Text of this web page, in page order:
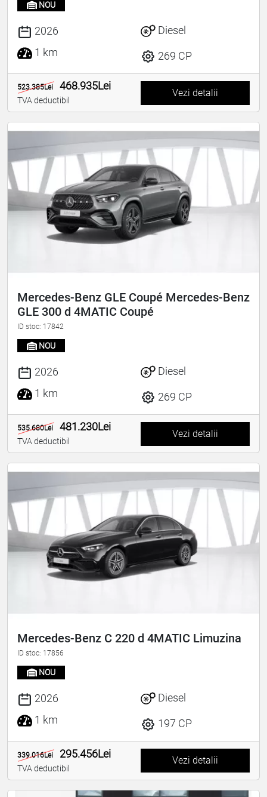
NOU
2026
1 km
Diesel
269 CP
523.385Lei 468.935Lei
TVA deductibil
Vezi detalii
Mercedes-Benz GLE Coupé Mercedes-Benz
GLE 300 d 4MATIC Coupé
ID stoc: 17842
NOU
2026
1 km
Diesel
269 CP
535.680Lei 481.230Lei
TVA deductibil
Vezi detalii
Mercedes-Benz C 220 d 4MATIC Limuzina
ID stoc: 17856
NOU
2026
1 km
Diesel
197 CP
339.016Lei 295.456Lei
TVA deductibil
Vezi detalii